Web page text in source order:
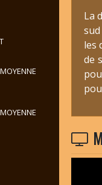
La
les
de